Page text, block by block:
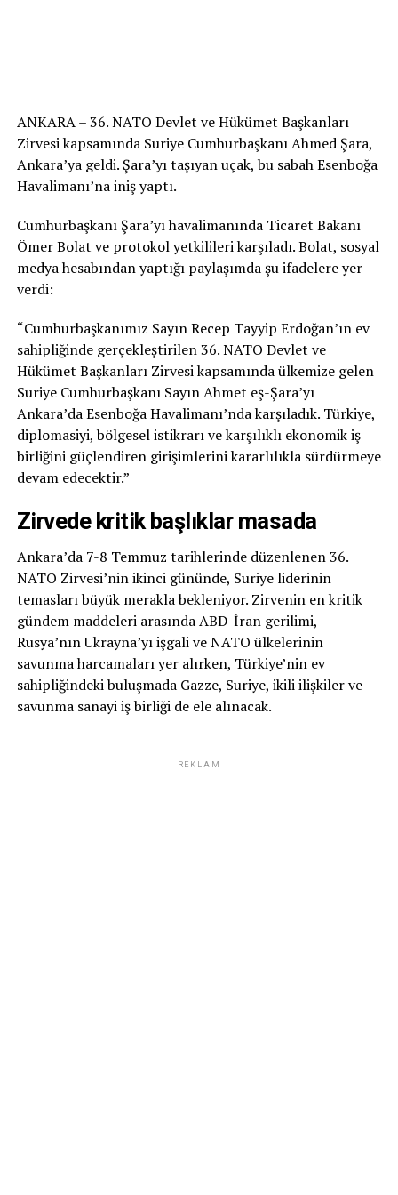
ANKARA – 36. NATO Devlet ve Hükümet Başkanları
Zirvesi kapsamında Suriye Cumhurbaşkanı Ahmed Şara,
Ankara’ya geldi. Şara’yı taşıyan uçak, bu sabah Esenboğa
Havalimanı’na iniş yaptı.
Cumhurbaşkanı Şara’yı havalimanında Ticaret Bakanı
Ömer Bolat ve protokol yetkilileri karşıladı. Bolat, sosyal
medya hesabından yaptığı paylaşımda şu ifadelere yer
verdi:
“Cumhurbaşkanımız Sayın Recep Tayyip Erdoğan’ın ev
sahipliğinde gerçekleştirilen 36. NATO Devlet ve
Hükümet Başkanları Zirvesi kapsamında ülkemize gelen
Suriye Cumhurbaşkanı Sayın Ahmet eş-Şara’yı
Ankara’da Esenboğa Havalimanı’nda karşıladık. Türkiye,
diplomasiyi, bölgesel istikrarı ve karşılıklı ekonomik iş
birliğini güçlendiren girişimlerini kararlılıkla sürdürmeye
devam edecektir.”
Zirvede kritik başlıklar masada
Ankara’da 7-8 Temmuz tarihlerinde düzenlenen 36.
NATO Zirvesi’nin ikinci gününde, Suriye liderinin
temasları büyük merakla bekleniyor. Zirvenin en kritik
gündem maddeleri arasında ABD-İran gerilimi,
Rusya’nın Ukrayna’yı işgali ve NATO ülkelerinin
savunma harcamaları yer alırken, Türkiye’nin ev
sahipliğindeki buluşmada Gazze, Suriye, ikili ilişkiler ve
savunma sanayi iş birliği de ele alınacak.
REKLAM